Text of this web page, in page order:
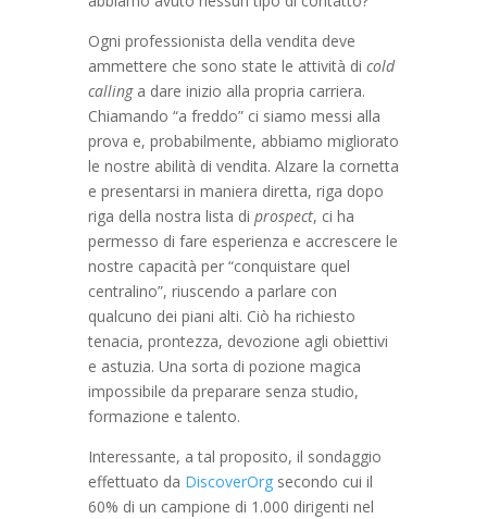
Ogni professionista della vendita deve
ammettere che sono state le attività di cold
callinga dare inizio alla propria carriera.
Chiamando “a freddo” ci siamo messi alla
prova e, probabilmente, abbiamo migliorato
le nostre abilità di vendita. Alzare la cornetta
e presentarsi in maniera diretta, riga dopo
riga della nostra lista di prospect, ci ha
permesso di fare esperienza e accrescere le
nostre capacità per “conquistare quel
centralino”, riuscendo a parlare con
qualcuno dei piani alti. Ciò ha richiesto
tenacia, prontezza, devozione agli obiettivi
e astuzia. Una sorta di pozione magica
impossibile da preparare senza studio,
formazione e talento.
Interessante, a tal proposito, il sondaggio
effettuato da DiscoverOrgsecondo cui il
60% di un campione di 1.000 dirigenti nel